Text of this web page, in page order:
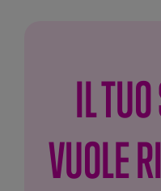
IL
VUOLE